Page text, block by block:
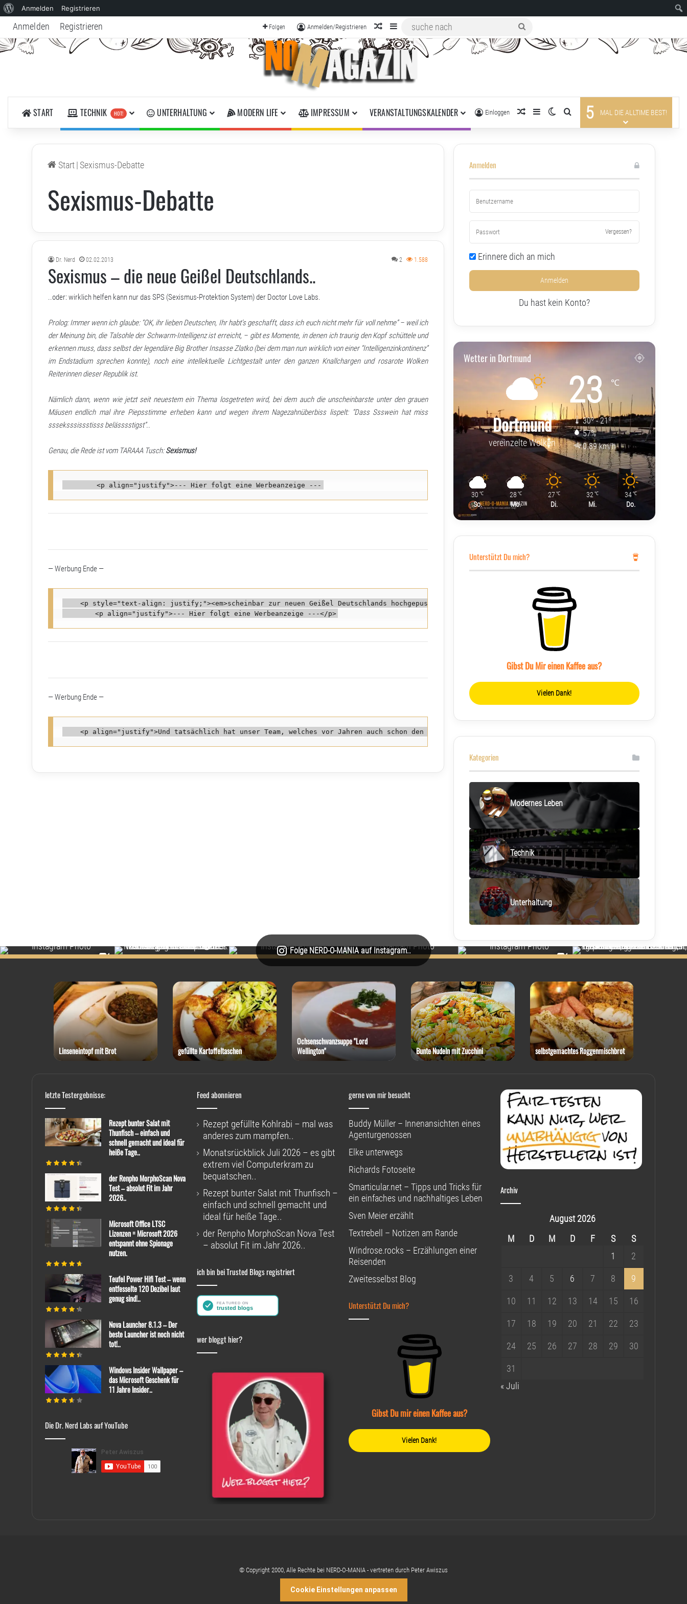
Über
WordPress
Anmelden Registrieren
Anmelden Registrieren Folgen Anmelden/Registrieren zufälliger Artikel
Sidebar
nach
START TECHNIK HOT! UNTERHALTUNG MODERN LIFE IMPRESSUM VERANSTALTUNGSKALENDER Einloggen zufälliger Artikel
SidebarSkin umschalten
suche nach
5 MAL DIE ALLTIME BEST!
Start| Sexismus-Debatte
Sexismus-Debatte
Dr. Nerd 02.02.2013 2 1.588
Sexismus – die neue Geißel Deutschlands..
..oder: wirklich helfen kann nur das SPS (Sexismus-Protektion System) der Doctor Love Labs.
Prolog: Immer wenn ich glaube: “OK, ihr lieben Deutschen, Ihr habt’s geschafft, dass ich euch nicht mehr für voll nehme” – weil ich
der Meinung bin, die Talsohle der Schwarm-Intelligenz ist erreicht, – gibt es Momente, in denen ich traurig den Kopf schüttele und
erkennen muss, dass selbst der legendäre Big Brother Insasse Zlatko (bei dem man nun wirklich von einer “Intelligenzinkontinenz”
im Endstadium sprechen konnte), noch eine intellektuelle Lichtgestalt unter den ganzen Knallchargen und rosarote Wolken
Reiterinnen dieser Republik ist.
Nämlich dann, wenn wie jetzt seit neuestem ein Thema losgetreten wird, bei dem auch die unscheinbarste unter den grauen
Mäusen endlich mal ihre Piepsstimme erheben kann und wegen ihrem Nagezahnüberbiss lispelt: “Dass Ssswein hat miss
ssseksssissstisss belässsstigst”..
Genau, die Rede ist vom TARAAA Tusch:Sexismus!
— Werbung Ende —
<p style="text-align: justify;"><em>scheinbar zur neuen Geißel Deutschlands hochgepusht, sprießen seit dem Brüderle-Vorfall, Blogs wie </em><a
— Werbung Ende —
Anmelden
Vergessen?
Erinnere dich an mich
Anmelden
Du hast kein Konto?
Wetter in Dortmund
Dortmund
vereinzelte Wolken
23℃
30º - 21º
57%
0.89 km/h
30 ℃
So.
28 ℃
Mo.
27 ℃
Di.
32 ℃
Mi.
34 ℃
Do.
Unterstützt Du mich?
Gibst Du Mir einen Kaffee aus?
Vielen Dank!
Kategorien
Modernes Leben
Technik
Unterhaltung
Folge NERD-O-MANIA auf Instagram..
Linseneintopf mit Brot gefüllte Kartoffeltaschen
Ochsenschwanzsuppe "Lord
Wellington"
Bunte Nudeln mit Zucchini selbstgemachtes Roggenmischbrot
letzte Testergebnisse:
Rezept bunter Salat mit
Thunfisch – einfach und
schnell gemacht und ideal für
heiße Tage..
der Renpho MorphoScan Nova
Test – absolut Fit im Jahr
2026..
Microsoft Office LTSC
Lizenzen = Microsoft 2026
entspannt ohne Spionage
nutzen.
Teufel Power Hifi Test – wenn
entfesselte 120 Dezibel laut
genug sind!..
Nova Launcher 8.1.3 – Der
beste Launcher ist noch nicht
tot!..
Windows Insider Wallpaper –
das Microsoft Geschenk für
11 Jahre Insider..
Die Dr. Nerd Labs auf YouTube
Feed abonnieren
Rezept gefüllte Kohlrabi – mal was
anderes zum mampfen..
Monatsrückblick Juli 2026 – es gibt
extrem viel Computerkram zu
bequatschen..
Rezept bunter Salat mit Thunfisch –
einfach und schnell gemacht und
ideal für heiße Tage..
der Renpho MorphoScan Nova Test
– absolut Fit im Jahr 2026..
ich bin bei Trusted Blogs registriert
wer bloggt hier?
gerne von mir besucht
Buddy Müller – Innenansichten eines
Agenturgenossen
Elke unterwegs
Richards Fotoseite
Smarticular.net – Tipps und Tricks für
ein einfaches und nachhaltiges Leben
Sven Meier erzählt
Textrebell – Notizen am Rande
Windrose.rocks – Erzählungen einer
Reisenden
Zweitesselbst Blog
Unterstützt Du mich?
Gibst Du mir einen Kaffee aus?
Vielen Dank!
Archiv
August 2026
M
D M D F S
S
1
2
3 4 5 6 7 8 9
10 11 12 13 14 15 16
17 18 19 20 21 22 23
24 25 26 27 28 29 30
31
« Juli
© Copyright 2000, Alle Rechte bei NERD-O-MANIA - vertreten durch Peter Awiszus
Cookie Einstellungen anpassen